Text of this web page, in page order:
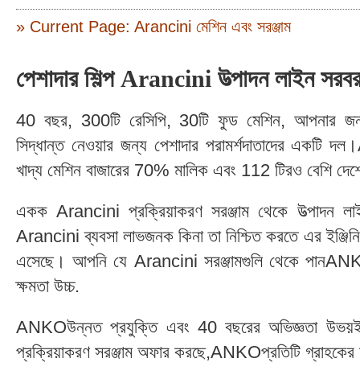
» Current Page: Arancini মেশিন এবং সরঞ্জাম
পেশাদার শিল্প Arancini উত্পাদন লাইন
40 বছর, 300টি রেসিপি, 30টি ফুড মেশিন, আপনার জন্য
সিদ্ধান্ত নেওয়ার জন্য পেশাদার পরামর্শদাতাদের একটি
খাদ্য মেশিন বাজারের 70% মালিক এবং 112 টিরও বেশি
একক Arancini প্রক্রিয়াকরণ সরঞ্জাম থেকে উত্পাদন
Arancini ব্যবসা লাভজনক কিনা তা নিশ্চিত করতে এর
এসেছে। আপনি যে Arancini সরঞ্জামগুলি থেকে
ক্ষমতা উচ্চ.
ANKOউন্নত প্রযুক্তি এবং 40 বছরের অভিজ্ঞতা উভয়ই
প্রক্রিয়াকরণ সরঞ্জাম অফার করছে,ANKOপ্রতিটি গ্রাহকের